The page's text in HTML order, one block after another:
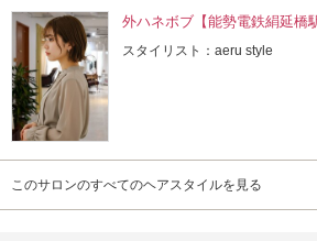
外ハネボブ【能勢電鉄絹延橋
スタイリスト：aeru style
このサロンのすべてのヘアスタイルを見る